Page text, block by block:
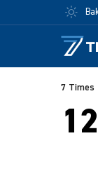
7 Times